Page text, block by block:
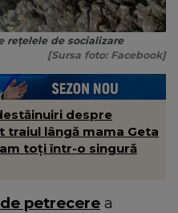
rețelele de socializare
[Sursa foto: Facebook]
despre
traiul lângă mama Geta
toți într-o singură
petrecere a